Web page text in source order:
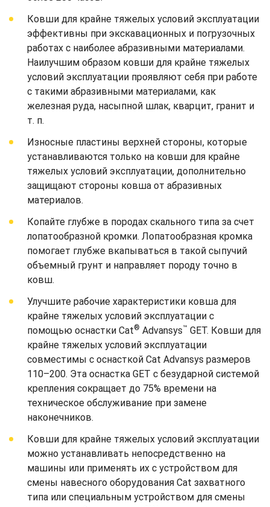
Ковши для крайне тяжелых условий эксплуатации
эффективны при экскавационных и погрузочных
работах с наиболее абразивными материалами.
Наилучшим образом ковши для крайне тяжелых
условий эксплуатации проявляют себя при работе
с такими абразивными материалами, как
железная руда, насыпной шлак, кварцит, гранит и
т. п.
Износные пластины верхней стороны, которые
устанавливаются только на ковши для крайне
тяжелых условий эксплуатации, дополнительно
защищают стороны ковша от абразивных
материалов.
Копайте глубже в породах скального типа за счет
лопатообразной кромки. Лопатообразная кромка
помогает глубже вкапываться в такой сыпучий
объемный грунт и направляет породу точно в
ковш.
Улучшите рабочие характеристики ковша для
крайне тяжелых условий эксплуатации с
помощью оснастки Cat® Advansys™ GET. Ковши для
крайне тяжелых условий эксплуатации
совместимы с оснасткой Cat Advansys размеров
110–200. Эта оснастка GET с безударной системой
крепления сокращает до 75% времени на
техническое обслуживание при замене
наконечников.
Ковши для крайне тяжелых условий эксплуатации
можно устанавливать непосредственно на
машины или применять их с устройством для
смены навесного оборудования Cat захватного
типа или специальным устройством для смены